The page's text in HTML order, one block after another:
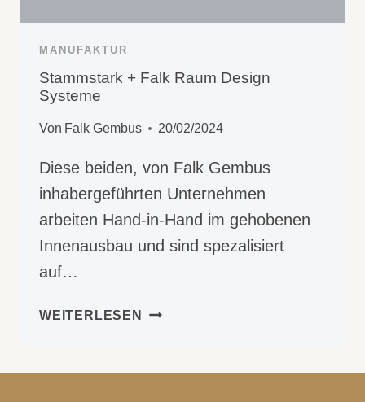
MANUFAKTUR
Stammstark + Falk Raum Design
Systeme
Von Falk Gembus 20/02/2024
Diese beiden, von Falk Gembus
inhabergeführten Unternehmen
arbeiten Hand-in-Hand im gehobenen
Innenausbau und sind spezalisiert
auf…
WEITERLESEN
STAMMSTARK
RAUM